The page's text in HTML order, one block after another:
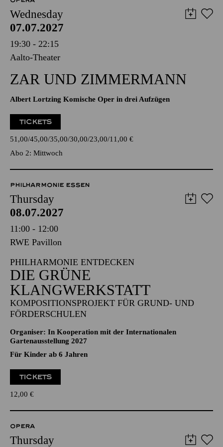
Wednesday
07.07.2027
19:30 - 22:15
Aalto-Theater
ZAR UND ZIMMERMANN
Albert Lortzing Komische Oper in drei Aufzügen
TICKETS
51,00 45,00 35,00 30,00 23,00 11,00 €
Abo 2: Mittwoch
PHILHARMONIE ESSEN
Thursday
08.07.2027
11:00 - 12:00
RWE Pavillon
PHILHARMONIE ENTDECKEN
DIE GRÜNE
KLANGWERKSTATT
KOMPOSITIONSPROJEKT FÜR GRUND- UND
FÖRDERSCHULEN
Organiser: In Kooperation mit der Internationalen
Gartenausstellung 2027
Für Kinder ab 6 Jahren
TICKETS
12,00 €
OPERA
Thursday